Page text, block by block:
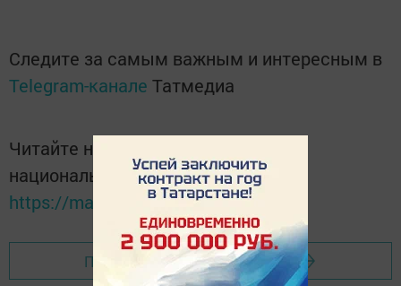
Следите за самым важным и интересным в
Telegram-канале Татмедиа
Читайте новости Татарстана в
национальном мессенджере MАХ:
https://max.ru/tatmedia
Перейти на страницу новости